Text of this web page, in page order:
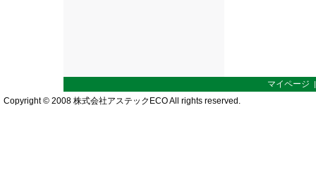
マイページ
Copyright © 2008 株式会社アステックECO All rights reserved.